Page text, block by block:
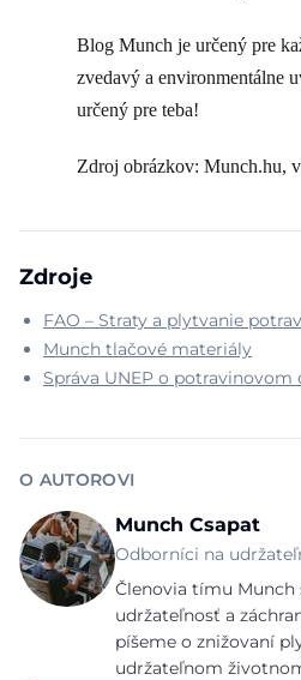
Blog Munch je určený pre
zvedavý a environmentálne
určený pre teba!
Zdroj obrázkov: Munch.hu,
Zdroje
FAO – Straty a plytvanie
Munch tlačové materiály
Správa UNEP o potravinovom
O AUTOROVI
Munch Csapat
Odborníci na
Členovia tímu Munch
udržateľnosť a
píšeme o znižovaní
udržateľnom